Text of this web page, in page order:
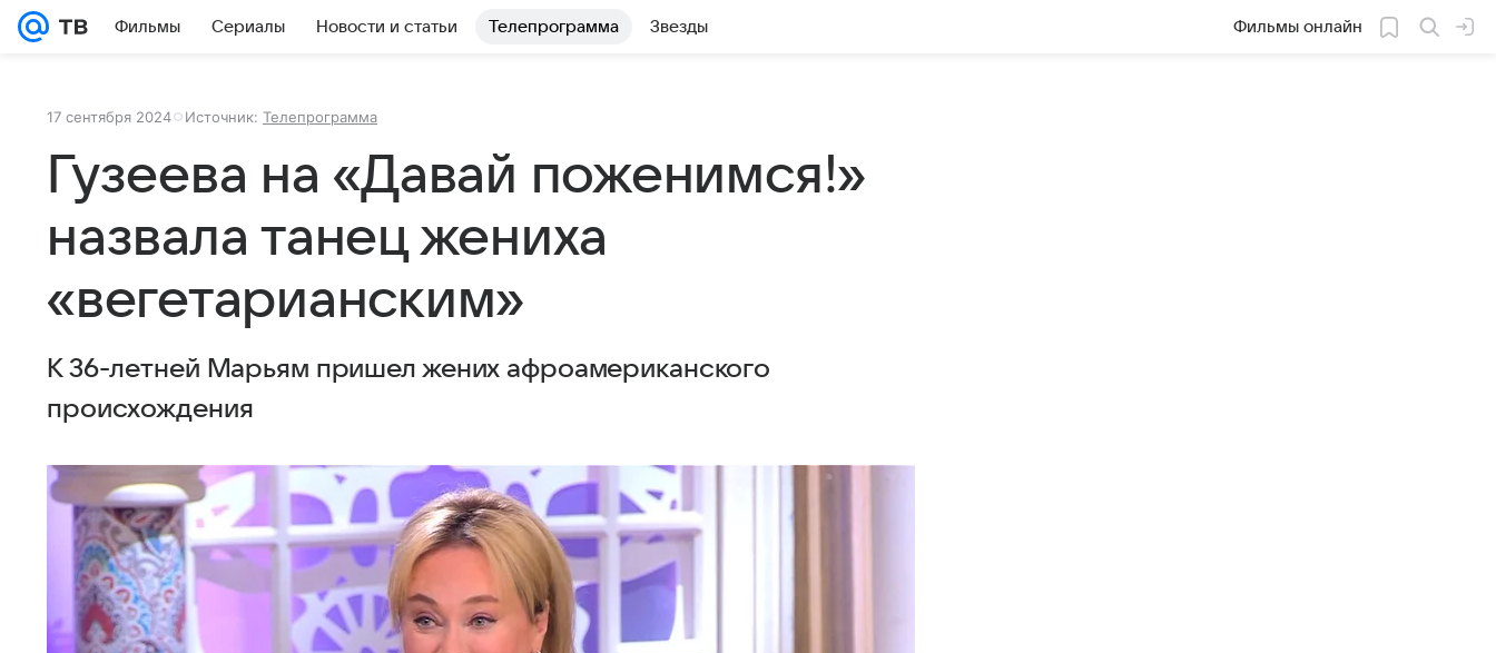
Фильмы Сериалы Новости и статьи Телепрограмма Звезды Фильмы онлайн
17 сентября 2024 Источник: Телепрограмма
Гузеева на «Давай поженимся!»
назвала танец жениха
«вегетарианским»
К 36-летней Марьям пришел жених афроамериканского
происхождения